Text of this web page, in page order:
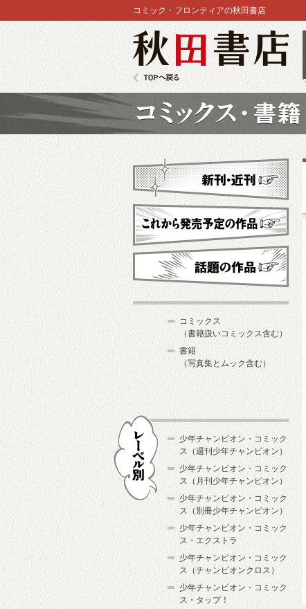
コミック・フロンティアの秋田書店
新刊・近刊
これから発売予定
コミックス
（書籍扱いコミックス含む）
書籍
（写真集とムック含む）
少年チャンピオン・コミック
ス（週刊少年チャンピオン）
少年チャンピオン・コミック
ス（月刊少年チャンピオン）
少年チャンピオン・コミック
ス（別冊少年チャンピオン）
少年チャンピオン・コミック
ス・エクストラ
少年チャンピオン・コミック
ス（チャンピオンクロス）
少年チャンピオン・コミック
ス・タップ！